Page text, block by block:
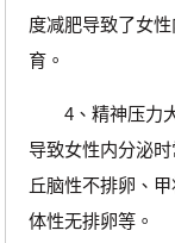
度减肥导致了女
育。
4、精神压力大
导致女性内分泌
丘脑性不排卵、
体性无排卵等。